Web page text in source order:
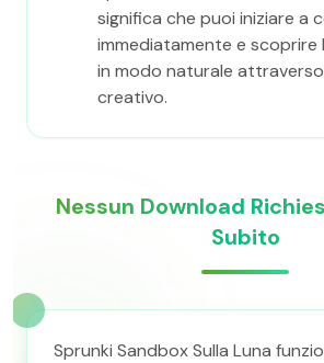
significa che puoi iniziare a
immediatamente e scoprire
in modo naturale
creativo.
Nessun Download
Subito
Sprunki Sandbox Sulla Luna